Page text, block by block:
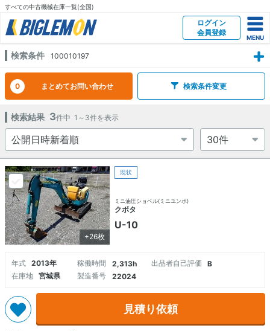
すべての中古機械在庫一覧(全国)
ログイン
会員登録
検索条件 100010197
0 まとめてお問い合わせ 検索条件変更
検索結果 3件中 1～3件を表示
+26枚
現状
ミニ油圧ショベル(ミニユンボ)
クボタ
U-10
年式 2013年 稼働時間 2,313h 出品者自己評価
B
在庫地
宮城県 製造番号 22024
見積り依頼